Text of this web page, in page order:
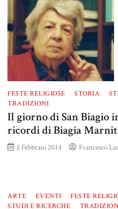
FESTE RELIGIOSE STORIA
TRADIZIONI
Il giorno di San Biagio
ricordi di Biagia
2 Febbraio 2014 Francesco
ARTE EVENTI FESTE
STUDI E RICERCHE